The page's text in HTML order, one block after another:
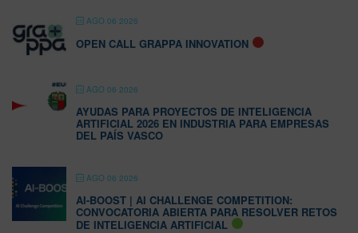
AGO 06 2026
OPEN CALL GRAPPA INNOVATION
AGO 06 2026
AYUDAS PARA PROYECTOS DE INTELIGENCIA
ARTIFICIAL 2026 EN INDUSTRIA PARA EMPRESAS
DEL PAÍS VASCO
AGO 06 2026
AI-BOOST | AI CHALLENGE COMPETITION:
CONVOCATORIA ABIERTA PARA RESOLVER RETOS
DE INTELIGENCIA ARTIFICIAL